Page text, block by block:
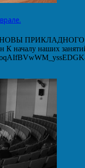
К началу наших